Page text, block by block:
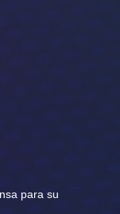
para su